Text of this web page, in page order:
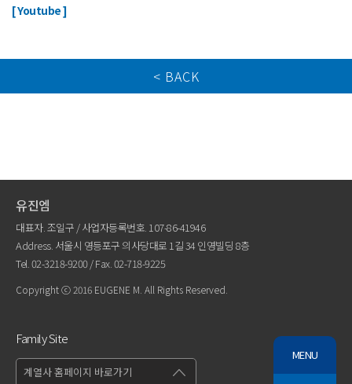
MENU
[ Youtube ]
< BACK
유진엠
대표자. 조일구 / 사업자등록번호. 107-86-41946
Address. 서울시 영등포구 의사당대로 1길 34 인영빌딩 8층
Tel.02-3218-9200/ Fax. 02-718-9225
Copyright ⓒ 2016 EUGENE M. All Rights Reserved.
Family Site